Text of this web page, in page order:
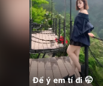
Để ý em tí đi 🤭